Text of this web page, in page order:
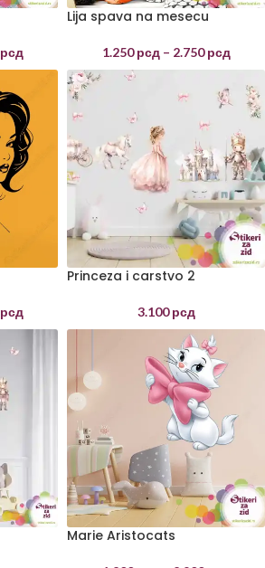
рсд
Lija spava na mesecu
1.250рсд – 2.750рсд
рсд
Princeza i carstvo 2
3.100рсд
Marie Aristocats